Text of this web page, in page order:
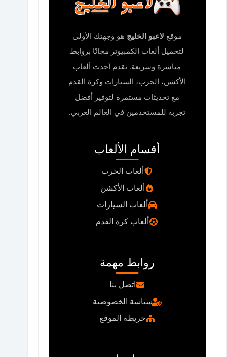
موقع لاعبو الخليج هو وجهتك الأولى
لتحميل ألعاب الكمبيوتر مجانًا بروابط
مباشرة وسريعة. نقدم أحدث ألعاب
الأكشن، الحرب، السيارات وكرة القدم
مع تحديثات مستمرة لتوفير أفضل
تجربة للمستخدمين في العالم العربي.
أقسام الألعاب
ألعاب الحرب
ألعاب الأكشن
ألعاب السيارات
ألعاب كرة القدم
روابط مهمة
اتصل بنا
سياسة الخصوصية
خريطة الموقع